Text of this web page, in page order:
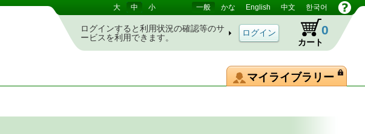
大 中 小 一般 かな English 中文 한국어
ログインすると利用状況の確認等のサ
ービスを利用できます。
カート
0
マイライブラリー